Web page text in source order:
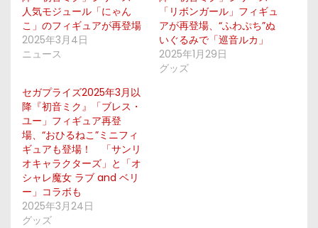
人気モジュール「にゃん
こ」のフィギュアが再登場
2025年3月4日
ニュース
「リボンガール」フィギュ
アが再登場、“ふわぷち”ぬ
いぐるみで「巡音ルカ」
2025年1月29日
グッズ
セガプライズ2025年3月以
降『初音ミク』「ブレス・
ユー」フィギュア再登
場、“おひるねこ”ミニフィ
ギュアも登場！ 「サンリ
オキャラクターズ」と「オ
シャレ魔女 ラブ and ベリ
ー」コラボも
2025年3月24日
グッズ